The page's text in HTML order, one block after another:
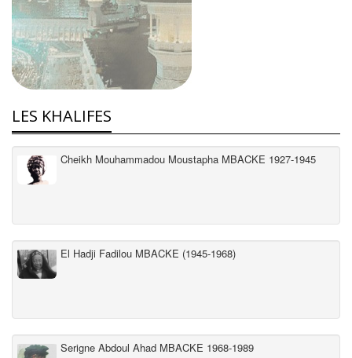
LES KHALIFES
Cheikh Mouhammadou Moustapha MBACKE 1927-1945
El Hadji Fadilou MBACKE (1945-1968)
Serigne Abdoul Ahad MBACKE 1968-1989